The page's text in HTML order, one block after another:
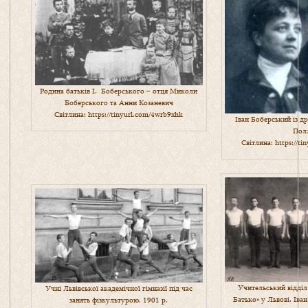
Родина батьків І. Боберського – отця Миколи
Боберського та Анни Козаневич
Світлина:https://tinyurl.com/4wrb9xhk
Іван Боберський із
Світлина: https://
Учні Львівської академічної гімназії під час
занять фізкультурою. 1901 р.
Учительський
Батько» у Львові.